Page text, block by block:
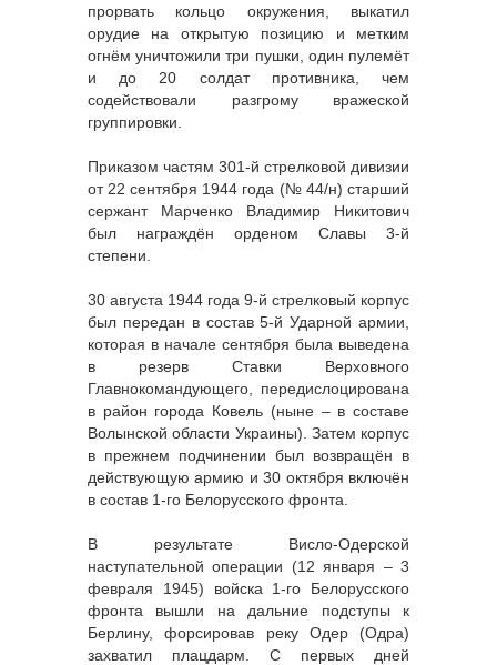
прорвать кольцо окружения, выкатил
орудие на открытую позицию и метким
огнём уничтожили три пушки, один пулемёт
и до 20 солдат противника, чем
содействовали разгрому вражеской
группировки.
Приказом частям 301-й стрелковой дивизии
от 22 сентября 1944 года (№ 44/н) старший
сержант Марченко Владимир Никитович
был награждён орденом Славы 3-й
степени.
30 августа 1944 года 9-й стрелковый корпус
был передан в состав 5-й Ударной армии,
которая в начале сентября была выведена
в резерв Ставки Верховного
Главнокомандующего, передислоцирована
в район города Ковель (ныне – в составе
Волынской области Украины). Затем корпус
в прежнем подчинении был возвращён в
действующую армию и 30 октября включён
в состав 1-го Белорусского фронта.
В результате Висло-Одерской
наступательной операции (12 января – 3
февраля 1945) войска 1-го Белорусского
фронта вышли на дальние подступы к
Берлину, форсировав реку Одер (Одра)
захватил плацдарм. С первых дней